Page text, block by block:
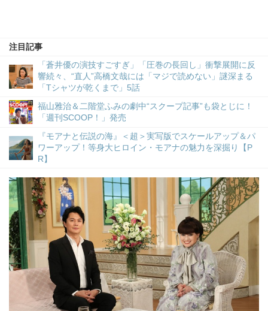
注目記事
「蒼井優の演技すごすぎ」「圧巻の長回し」衝撃展開に反
響続々、“直人”高橋文哉には「マジで読めない」謎深まる
「Tシャツが乾くまで」5話
福山雅治＆二階堂ふみの劇中“スクープ記事”も袋とじに！
「週刊SCOOP！」発売
『モアナと伝説の海』＜超＞実写版でスケールアップ＆パ
ワーアップ！等身大ヒロイン・モアナの魅力を深掘り【P
R】